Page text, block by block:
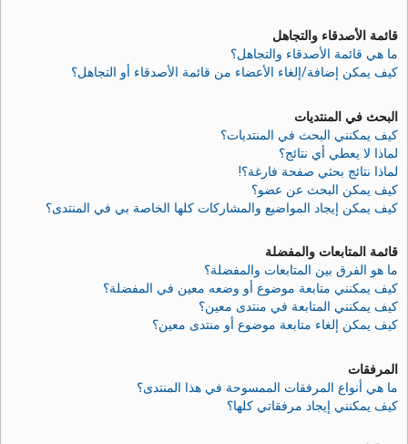
قائمة الأصدقاء والتجاهل
ما هي قائمة الأصدقاء والتجاهل؟
كيف يمكن إضافة/إلغاء الأعضاء من قائمة الأصدقاء أو التجاهل؟
البحث في المنتديات
كيف يمكنني البحث في المنتديات؟
لماذا لا يعطي أي نتائج؟
لماذا نتائج بحثي صفحة فارغة؟!
كيف يمكن البحث عن عضو؟
كيف يمكن إيجاد المواضيع والمشاركات كلها الخاصة بي في المنتدى؟
قائمة المتابعات والمفضلة
ما هو الفرق بين المتابعات والمفضلة؟
كيف يمكنني متابعة موضوع أو وضعه معين في المفضلة؟
كيف يمكنني المتابعة في منتدى معين؟
كيف يمكن إلغاء متابعة موضوع أو منتدى معين؟
المرفقات
ما هي أنواع المرفقات الممسوحة في هذا المنتدى؟
كيف يمكنني إيجاد مرفقاتي كلها؟